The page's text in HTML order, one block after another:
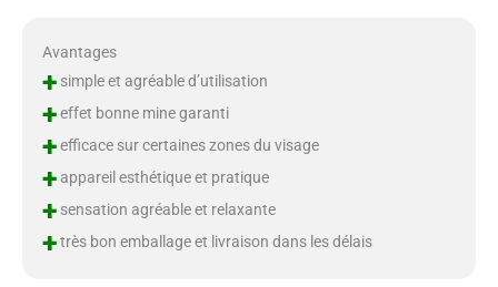
Avantages
+simple et agréable d’utilisation
+effet bonne mine garanti
+efficace sur certaines zones du visage
+appareil esthétique et pratique
+sensation agréable et relaxante
+très bon emballage et livraison dans les délais